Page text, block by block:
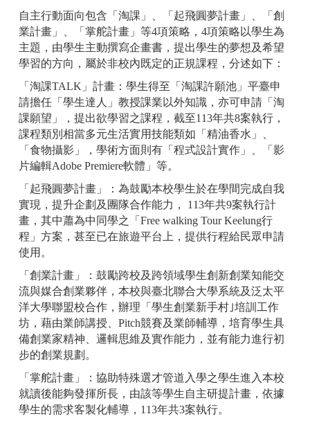
自主行動面向包含「淘課」、「起飛圓夢計畫」、「創
業計畫」、「掌舵計畫」等4項策略，4項策略以學生為
主題，由學生主動撰寫企畫書，提出學生的夢想及希望
學習的方向，屬於非校內既定的正規課程，分述如下：
「淘課TALK」計畫：學生得至「淘課許願池」平臺申
請擔任「學生達人」教授課業以外知識，亦可申請「淘
課願望」，提出欲學習之課程，截至113年共8案執行，
課程類別相當多元生活實用技能類如「精油香水」、
「食物攝影」，學術方面則有「程式設計實作」、「影
片編輯Adobe Premiere軟體」等。
「起飛圓夢計畫」：為鼓勵本校學生於在學間完成自我
實現，提升企劃及團隊合作能力， 113年共9案執行計
畫，其中蕭為中同學之「Free walking Tour Keelung行
程」方案，甚至已在旅遊平台上，提供行程給民眾申請
使用。
「創業計畫」：鼓勵跨校及跨領域學生創新創業知能交
流與媒合創業夥伴，本校與臺北聯合大學系統及泛太平
洋大學聯盟校合作，辦理「學生創業新手村｣培訓工作
坊，藉由業師講授、Pitch競賽及業師輔導，培育學生具
備創業家精神、邏輯思維及實作能力，並有能力進行初
步的創業規劃。
「掌舵計畫」：協助特殊選才管道入學之學生進入本校
就讀後能夠發揮所長，由該等學生自主研提計畫，依據
學生的需求客製化輔導，113年共3案執行。